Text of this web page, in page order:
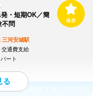
発・短期OK／簡
問
三河安城駅
交通費支給
ート
応募終了日：